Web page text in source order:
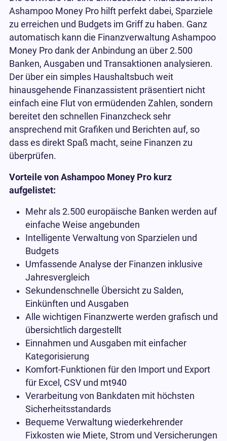
Ashampoo Money Pro hilft perfekt dabei, Sparziele
zu erreichen und Budgets im Griff zu haben. Ganz
automatisch kann die Finanzverwaltung Ashampoo
Money Pro dank der Anbindung an über 2.500
Banken, Ausgaben und Transaktionen analysieren.
Der über ein simples Haushaltsbuch weit
hinausgehende Finanzassistent präsentiert nicht
einfach eine Flut von ermüdenden Zahlen, sondern
bereitet den schnellen Finanzcheck sehr
ansprechend mit Grafiken und Berichten auf, so
dass es direkt Spaß macht, seine Finanzen zu
überprüfen.
Vorteile von Ashampoo Money Pro kurz
aufgelistet:
Mehr als 2.500 europäische Banken werden auf
einfache Weise angebunden
Intelligente Verwaltung von Sparzielen und
Budgets
Umfassende Analyse der Finanzen inklusive
Jahresvergleich
Sekundenschnelle Übersicht zu Salden,
Einkünften und Ausgaben
Alle wichtigen Finanzwerte werden grafisch und
übersichtlich dargestellt
Einnahmen und Ausgaben mit einfacher
Kategorisierung
Komfort-Funktionen für den Import und Export
für Excel, CSV und mt940
Verarbeitung von Bankdaten mit höchsten
Sicherheitsstandards
Bequeme Verwaltung wiederkehrender
Fixkosten wie Miete, Strom und Versicherungen